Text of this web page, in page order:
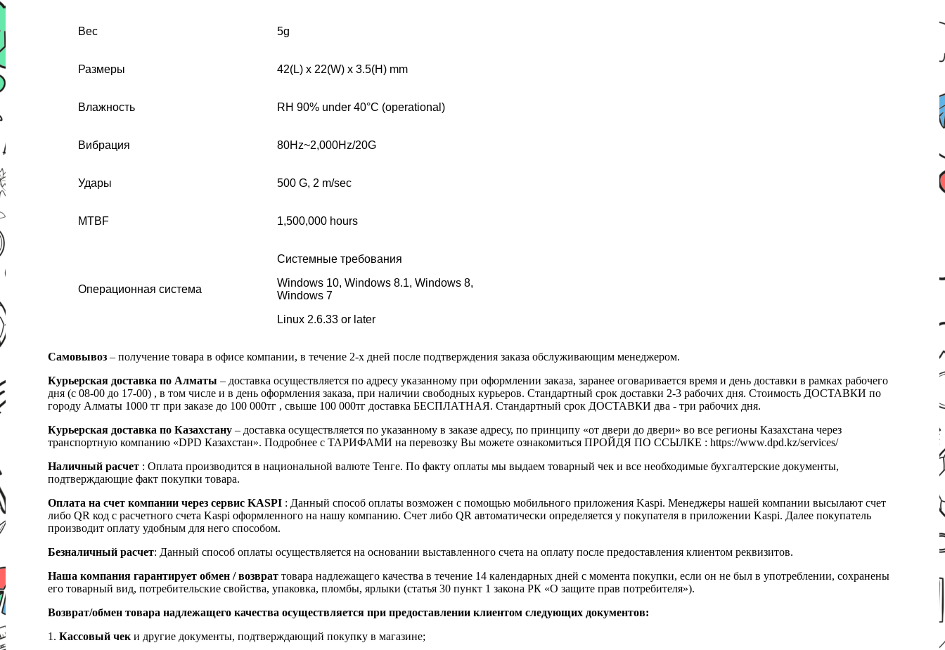
Вес 5g
Размеры 42(L) x 22(W) x 3.5(H) mm
Влажность RH 90% under 40°C (operational)
Вибрация 80Hz~2,000Hz/20G
Удары 500 G, 2 m/sec
MTBF 1,500,000 hours
Операционная система
Системные требования
Windows 10, Windows 8.1, Windows 8,
Windows 7
Linux 2.6.33 or later
Самовывоз – получение товара в офисе компании, в течение 2-х дней после подтверждения заказа обслуживающим менеджером.
Курьерская доставка по Алматы – доставка осуществляется по адресу указанному при оформлении заказа, заранее оговаривается время и день доставки в рамках рабочего
дня (с 08-00 до 17-00) , в том числе и в день оформления заказа, при наличии свободных курьеров. Стандартный срок доставки 2-3 рабочих дня. Стоимость ДОСТАВКИ по
городу Алматы 1000 тг при заказе до 100 000тг , свыше 100 000тг доставка БЕСПЛАТНАЯ. Стандартный срок ДОСТАВКИ два - три рабочих дня.
Курьерская доставка по Казахстану – доставка осуществляется по указанному в заказе адресу, по принципу «от двери до двери» во все регионы Казахстана через
транспортную компанию «DPD Казахстан». Подробнее с ТАРИФАМИ на перевозку Вы можете ознакомиться ПРОЙДЯ ПО ССЫЛКЕ : https://www.dpd.kz/services/
Наличный расчет : Оплата производится в национальной валюте Тенге. По факту оплаты мы выдаем товарный чек и все необходимые бухгалтерские документы,
подтверждающие факт покупки товара.
Оплата на счет компании через сервис KASPI : Данный способ оплаты возможен с помощью мобильного приложения Kaspi. Менеджеры нашей компании высылают счет
либо QR код с расчетного счета Kaspi оформленного на нашу компанию. Счет либо QR автоматически определяется у покупателя в приложении Kaspi. Далее покупатель
производит оплату удобным для него способом.
Безналичный расчет: Данный способ оплаты осуществляется на основании выставленного счета на оплату после предоставления клиентом реквизитов.
Наша компания гарантирует обмен / возврат товара надлежащего качества в течение 14 календарных дней с момента покупки, если он не был в употреблении, сохранены
его товарный вид, потребительские свойства, упаковка, пломбы, ярлыки (статья 30 пункт 1 закона РК «О защите прав потребителя»).
Возврат/обмен товара надлежащего качества осуществляется при предоставлении клиентом следующих документов:
1. Кассовый чек и другие документы, подтверждающий покупку в магазине;